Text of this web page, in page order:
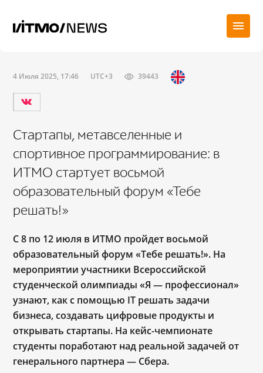
4 Июля 2025, 17:46 UTC+3 39443
Стартапы, метавселенные и
спортивное программирование: в
ИТМО стартует восьмой
образовательный форум «Тебе
решать!»
С 8 по 12 июля в ИТМО пройдет восьмой
образовательный форум «Тебе решать!». На
мероприятии участники Всероссийской
студенческой олимпиады «Я ― профессионал»
узнают, как с помощью IT решать задачи
бизнеса, создавать цифровые продукты и
открывать стартапы. На кейс-чемпионате
студенты поработают над реальной задачей от
генерального партнера — Сбера.